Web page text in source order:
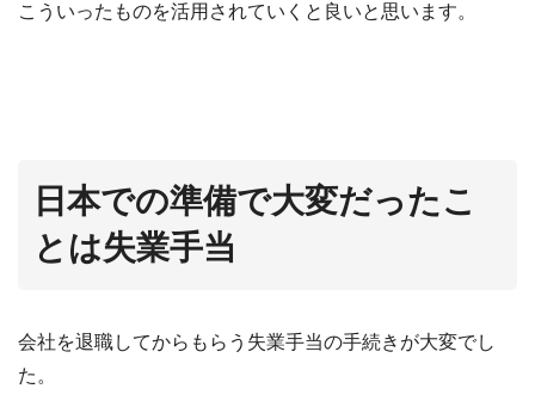
こういったものを活用されていくと良いと思います。
日本での準備で大変だったこ
とは失業手当
会社を退職してからもらう失業手当の手続きが大変でし
た。